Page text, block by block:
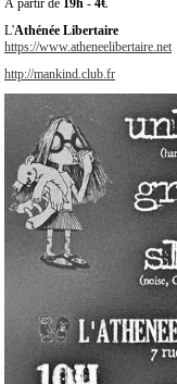
Annoncer
un
évènement
Contact
À
propos
À partir de 19h - 4€
L'Athénée Libertaire
https://www.atheneelibertaire.net
http://mankind.club.fr